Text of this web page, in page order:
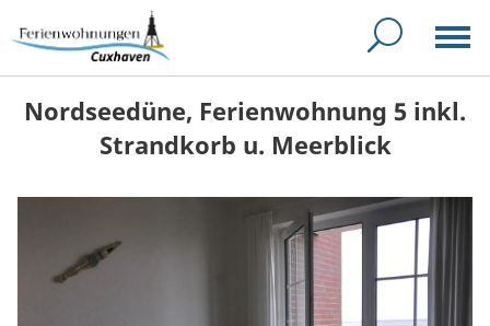
Nordseedüne, Ferienwohnung 5 inkl.
Strandkorb u. Meerblick